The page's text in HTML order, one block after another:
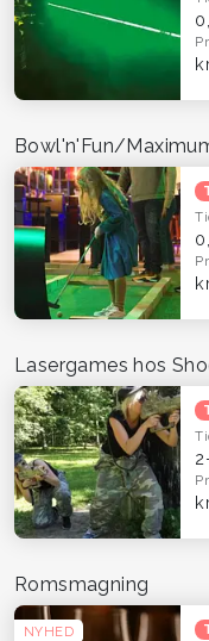
Bowl'n'Fun/
Lasergames hos
NYHED
Romsmagning